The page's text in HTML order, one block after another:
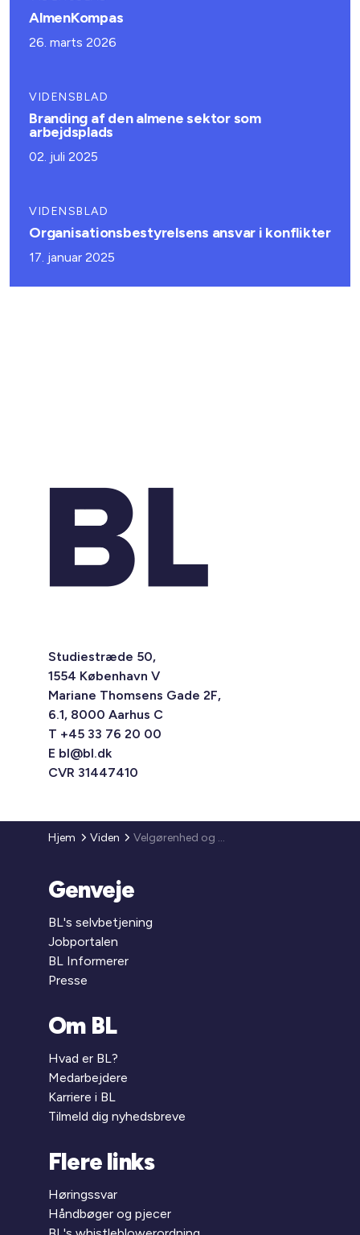
AlmenKompas
26. marts 2026
VIDENSBLAD
Branding af den almene sektor som
arbejdsplads
02. juli 2025
VIDENSBLAD
Organisationsbestyrelsens ansvar i konflikter
17. januar 2025
Studiestræde 50,
1554 København V
Mariane Thomsens Gade 2F,
6.1, 8000 Aarhus C
T +45 33 76 20 00
E bl@bl.dk
CVR 31447410
Hjem Viden Velgørenhed og sponsorater
Genveje
BL's selvbetjening
Jobportalen
BL Informerer
Presse
Om BL
Hvad er BL?
Medarbejdere
Karriere i BL
Tilmeld dig nyhedsbreve
Flere links
Høringssvar
Håndbøger og pjecer